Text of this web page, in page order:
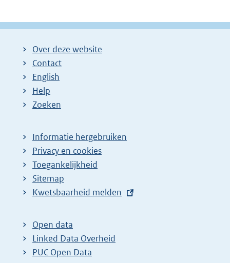
Over deze website
Contact
English
Help
Zoeken
Informatie hergebruiken
Privacy en cookies
Toegankelijkheid
Sitemap
E
t
e
r
Kwetsbaarheid melden
Open data
Linked Data Overheid
PUC Open Data